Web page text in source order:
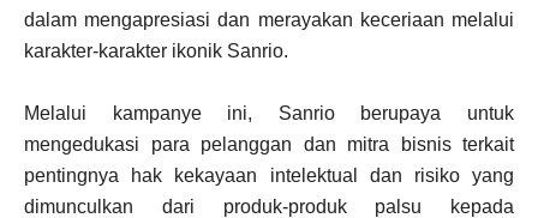
dalam mengapresiasi dan merayakan keceriaan melalui
karakter-karakter ikonik Sanrio.
Melalui kampanye ini, Sanrio berupaya untuk
mengedukasi para pelanggan dan mitra bisnis terkait
pentingnya hak kekayaan intelektual dan risiko yang
dimunculkan dari produk-produk palsu kepada